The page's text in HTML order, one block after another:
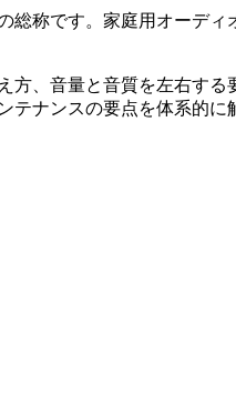
称です。家庭用オーデ
、音量と音質を左右す
ナンスの要点を体系的に